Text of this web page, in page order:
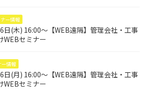
ー情報
日(木) 16:00～【WEB遠隔】管理会社・工事
WEBセミナー
ー情報
日(月) 16:00～【WEB遠隔】管理会社・工事
WEBセミナー